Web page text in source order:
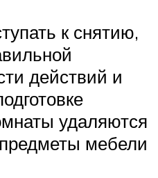
к снятию,
действий и
удаляются
мебели